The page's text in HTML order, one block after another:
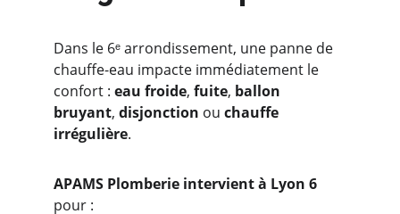
Dans le 6ᵉ arrondissement, une panne de
chauffe-eau impacte immédiatement le
confort : eau froide, fuite, ballon
bruyant, disjonction ou chauffe
irrégulière.
APAMS Plomberie intervient à Lyon 6
pour :